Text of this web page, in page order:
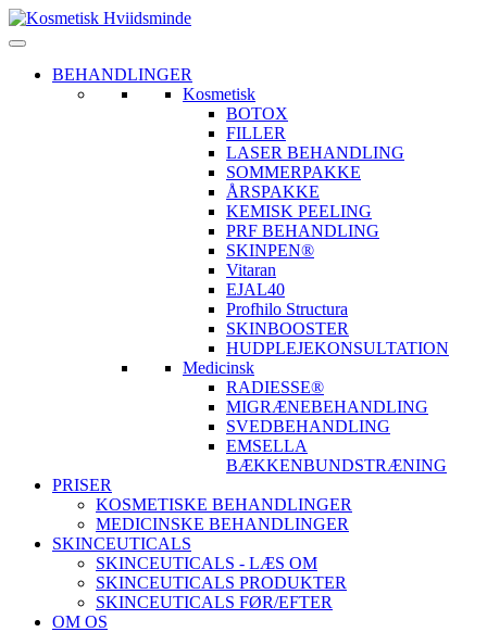
BEHANDLINGER
Kosmetisk
BOTOX
FILLER
LASER BEHANDLING
SOMMERPAKKE
ÅRSPAKKE
KEMISK PEELING
PRF BEHANDLING
SKINPEN®
Vitaran
EJAL40
Profhilo Structura
SKINBOOSTER
HUDPLEJEKONSULTATION
Medicinsk
RADIESSE®
MIGRÆNEBEHANDLING
SVEDBEHANDLING
EMSELLA
BÆKKENBUNDSTRÆNING
PRISER
KOSMETISKE BEHANDLINGER
MEDICINSKE BEHANDLINGER
SKINCEUTICALS
SKINCEUTICALS - LÆS OM
SKINCEUTICALS PRODUKTER
SKINCEUTICALS FØR/EFTER
OM OS